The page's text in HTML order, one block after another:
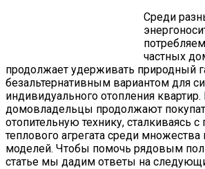
Среди
частных
продолжает удерживать природный
безальтернативным вариантом для
индивидуального отопления
домовладельцы продолжают
отопительную технику, сталкиваясь
теплового агрегата среди
моделей. Чтобы помочь рядовым
статье мы дадим ответы на